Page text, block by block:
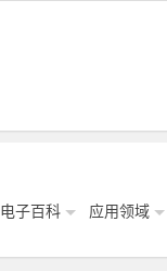
电子百科 应用领域